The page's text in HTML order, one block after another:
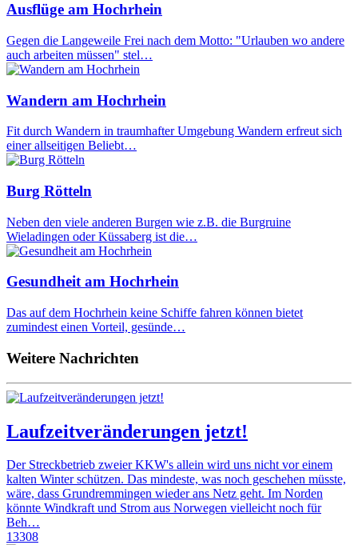
Ausflüge am Hochrhein
Gegen die Langeweile Frei nach dem Motto: "Urlauben wo andere
auch arbeiten müssen" stel…
Wandern am Hochrhein
Fit durch Wandern in traumhafter Umgebung Wandern erfreut sich
einer allseitigen Beliebt…
Burg Rötteln
Neben den viele anderen Burgen wie z.B. die Burgruine
Wieladingen oder Küssaberg ist die…
Gesundheit am Hochrhein
Das auf dem Hochrhein keine Schiffe fahren können bietet
zumindest einen Vorteil, gesünde…
Weitere Nachrichten
Laufzeitveränderungen jetzt!
Der Streckbetrieb zweier KKW's allein wird uns nicht vor einem
kalten Winter schützen. Das mindeste, was noch geschehen müsste,
wäre, dass Grundremmingen wieder ans Netz geht. Im Norden
könnte Windkraft und Strom aus Norwegen vielleicht noch für
Beh…
13308